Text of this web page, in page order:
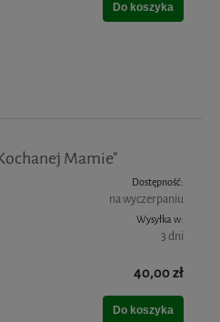
Do koszyka
Mamie"
Dostępność:
na wyczerpaniu
Wysyłka w:
3 dni
40,00 zł
Do koszyka